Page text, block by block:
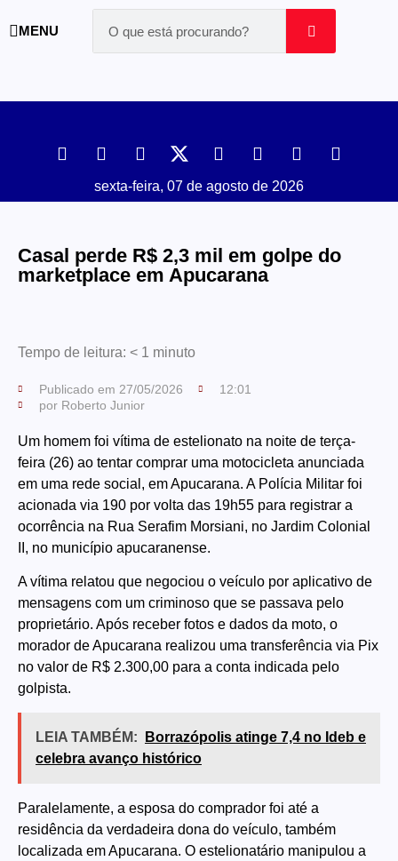
MENU
sexta-feira, 07 de agosto de 2026
Casal perde R$ 2,3 mil em golpe do
marketplace em Apucarana
Tempo de leitura: < 1 minuto
Publicado em 27/05/2026
12:01
por Roberto Junior
Um homem foi vítima de estelionato na noite de terça-
feira (26) ao tentar comprar uma motocicleta anunciada
em uma rede social, em Apucarana. A Polícia Militar foi
acionada via 190 por volta das 19h55 para registrar a
ocorrência na Rua Serafim Morsiani, no Jardim Colonial
II, no município apucaranense.
A vítima relatou que negociou o veículo por aplicativo de
mensagens com um criminoso que se passava pelo
proprietário. Após receber fotos e dados da moto, o
morador de Apucarana realizou uma transferência via Pix
no valor de R$ 2.300,00 para a conta indicada pelo
golpista.
LEIA TAMBÉM:
Borrazópolis atinge 7,4 no Ideb e
celebra avanço histórico
Paralelamente, a esposa do comprador foi até a
residência da verdadeira dona do veículo, também
localizada em Apucarana. O estelionatário manipulou a